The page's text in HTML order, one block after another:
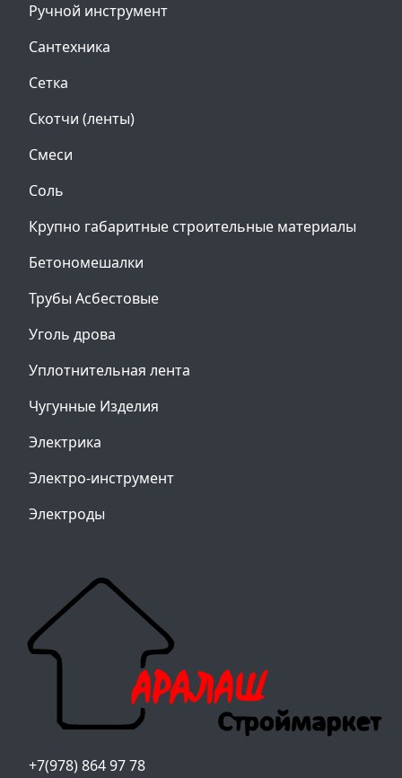
Ручной инструмент
Сантехника
Сетка
Скотчи (ленты)
Смеси
Соль
Крупно габаритные строительные материалы
Бетономешалки
Трубы Асбестовые
Уголь дрова
Уплотнительная лента
Чугунные Изделия
Электрика
Электро-инструмент
Электроды
+7(978) 864 97 78